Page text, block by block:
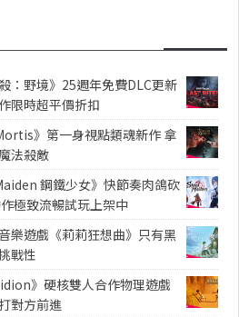
：野境》25週年免費DLC更新
限時超平價折扣
》第一身視點類魂新作 拿
法殺敵
鋼鐵少女》快節奏肉鴿砍
極致流暢試玩上架中
樂遊戲《莉莉狂想曲》只有黑
戰性
》硬核雙人合作物理遊戲
對方前進